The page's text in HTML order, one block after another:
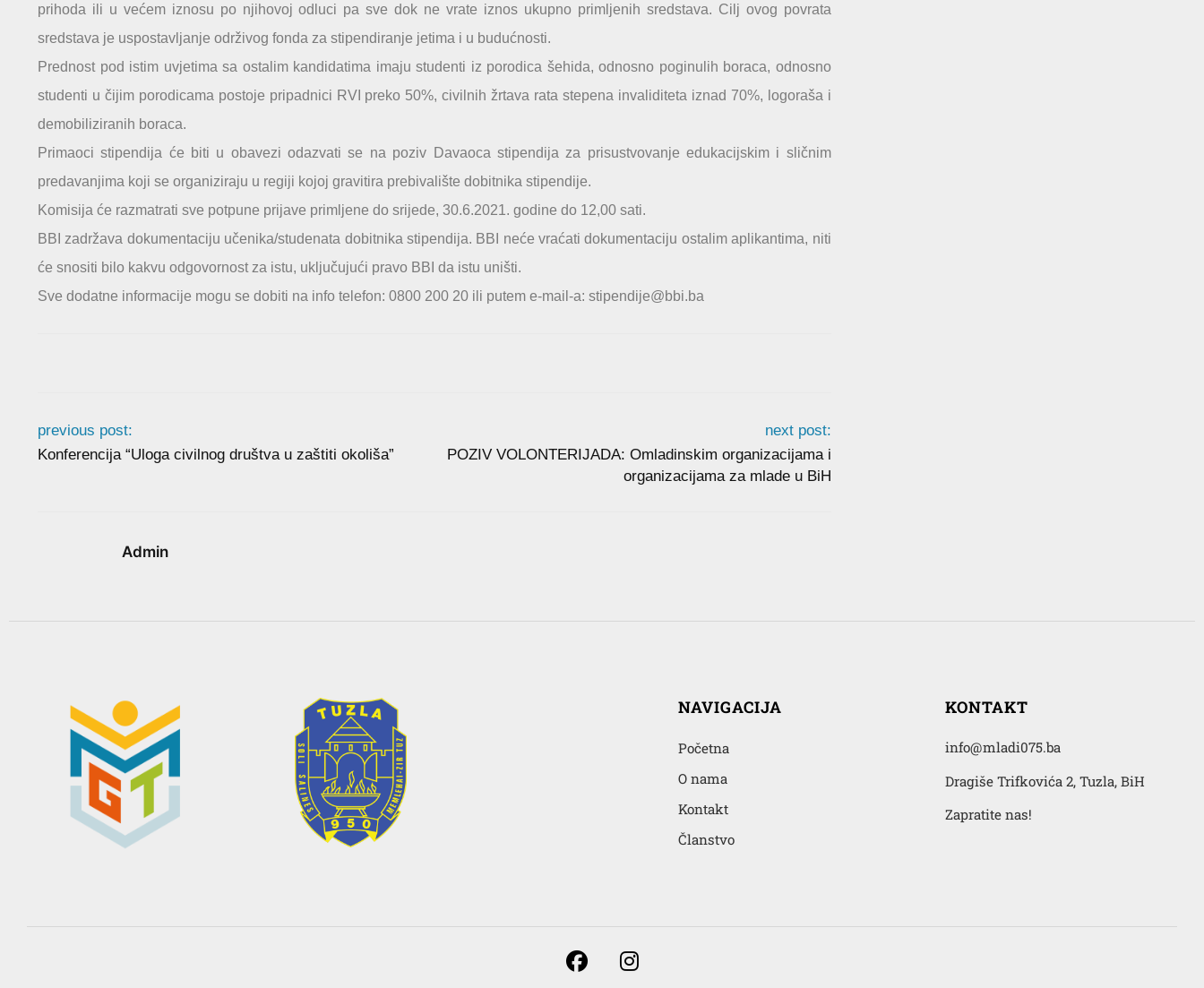
prihoda ili u većem iznosu po njihovoj odluci pa sve dok ne vrate iznos ukupno primljenih sredstava. Cilj ovog povrata
sredstava je uspostavljanje održivog fonda za stipendiranje jetima i u budućnosti.
Prednost pod istim uvjetima sa ostalim kandidatima imaju studenti iz porodica šehida, odnosno poginulih boraca, odnosno
studenti u čijim porodicama postoje pripadnici RVI preko 50%, civilnih žrtava rata stepena invaliditeta iznad 70%, logoraša i
demobiliziranih boraca.
Primaoci stipendija će biti u obavezi odazvati se na poziv Davaoca stipendija za prisustvovanje edukacijskim i sličnim
predavanjima koji se organiziraju u regiji kojoj gravitira prebivalište dobitnika stipendije.
Komisija će razmatrati sve potpune prijave primljene do srijede, 30.6.2021. godine do 12,00 sati.
BBI zadržava dokumentaciju učenika/studenata dobitnika stipendija. BBI neće vraćati dokumentaciju ostalim aplikantima, niti
će snositi bilo kakvu odgovornost za istu, uključujući pravo BBI da istu uništi.
Sve dodatne informacije mogu se dobiti na info telefon: 0800 200 20 ili putem e-mail-a: stipendije@bbi.ba
previous post:
Konferencija “Uloga civilnog društva u zaštiti okoliša”
next post:
POZIV VOLONTERIJADA: Omladinskim organizacijama i
organizacijama za mlade u BiH
Admin
NAVIGACIJA
Početna
O nama
Kontakt
Članstvo
KONTAKT
info@mladi075.ba
Dragiše Trifkovića 2, Tuzla, BiH
Zapratite nas!